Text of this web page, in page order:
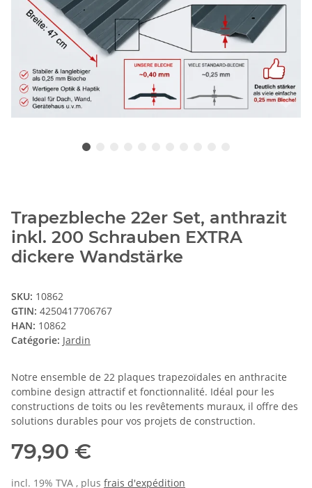
Trapezbleche 22er Set, anthrazit
inkl. 200 Schrauben EXTRA
dickere Wandstärke
SKU: 10862
GTIN: 4250417706767
HAN: 10862
Catégorie: Jardin
Notre ensemble de 22 plaques trapezoïdales en anthracite
combine design attractif et fonctionnalité. Idéal pour les
constructions de toits ou les revêtements muraux, il offre des
solutions durables pour vos projets de construction.
79,90 €
incl. 19% TVA , plus frais d'expédition